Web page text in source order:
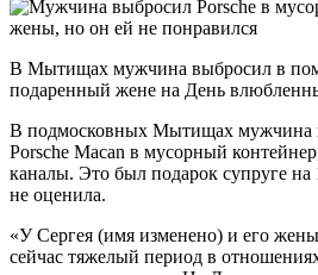
В Мытищах мужчина выбросил в
подаренный жене на День
В подмосковных Мытищах мужчина
Porsche Macan в мусорный
каналы. Это был подарок супруге
не оценила.
«У Сергея (имя изменено) и его
сейчас тяжелый период в